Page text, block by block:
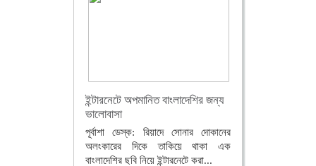
ইন্টারনেটে অপমানিত বাংলাদেশির জন্য
ভালোবাসা
পূর্বাশা ডেস্ক: রিয়াদে সোনার দোকানের
অলংকারের দিকে তাকিয়ে থাকা এক
বাংলাদেশির ছবি নিয়ে ইন্টারনেটে করা...